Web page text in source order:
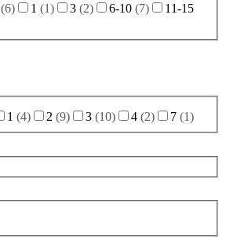
(6) 1 (1) 3 (2) 6-10 (7)
11-15
1 (4) 2 (9) 3 (10) 4 (2) 7 (1)